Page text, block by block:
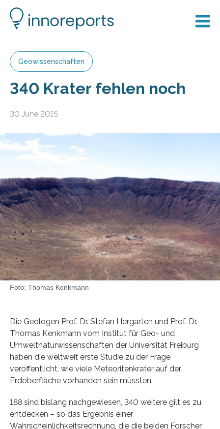
Geowissenschaften
340 Krater fehlen noch
30 June 2015
Foto: Thomas Kenkmann
Die Geologen Prof. Dr. Stefan Hergarten und Prof. Dr.
Thomas Kenkmann vom Institut für Geo- und
Umweltnaturwissenschaften der Universität Freiburg
haben die weltweit erste Studie zu der Frage
veröffentlicht, wie viele Meteoritenkrater auf der
Erdoberfläche vorhanden sein müssten.
188 sind bislang nachgewiesen, 340 weitere gilt es zu
entdecken – so das Ergebnis einer
Wahrscheinlichkeitsrechnung, die die beiden Forscher